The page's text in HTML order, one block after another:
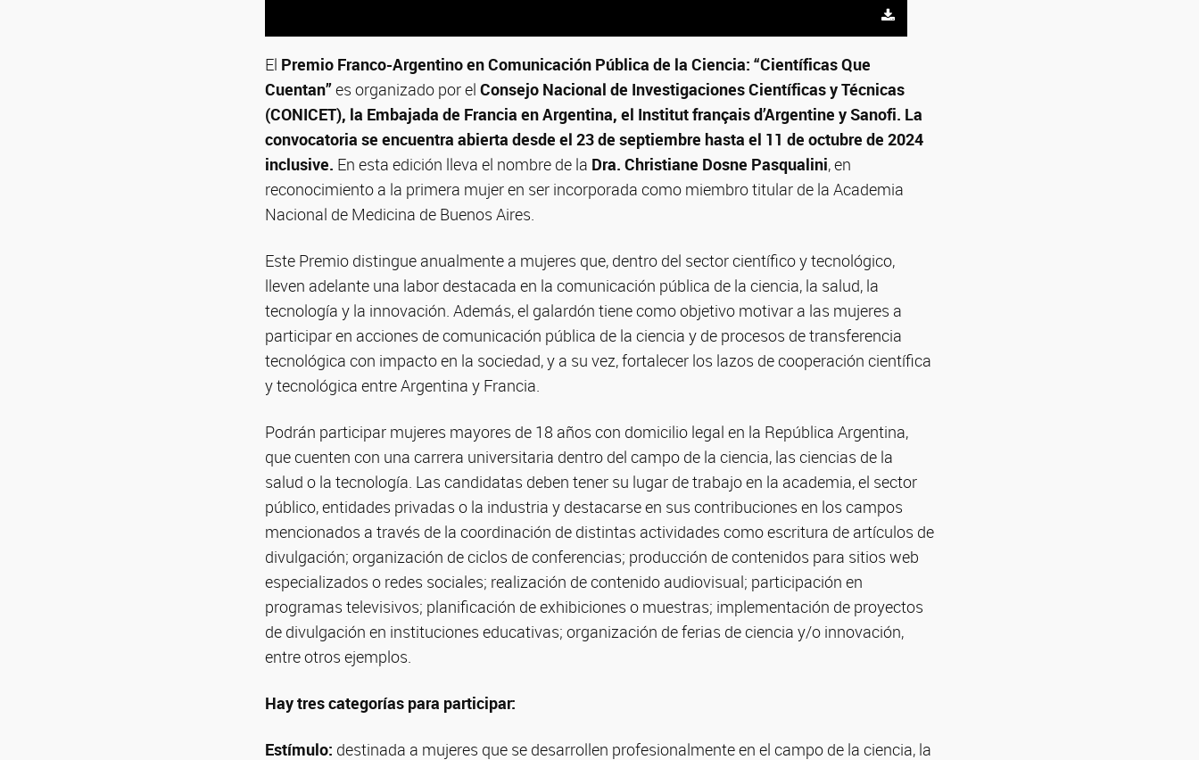
El Premio Franco-Argentino en Comunicación Pública de la Ciencia: “Científicas Que
Cuentan”es organizado por el Consejo Nacional de Investigaciones Científicas y Técnicas
(CONICET), la Embajada de Francia en Argentina, el Institut français d’Argentine y Sanofi. La
convocatoria se encuentra abierta desde el 23 de septiembre hasta el 11 de octubre de 2024
inclusive. En esta edición lleva el nombre de la Dra. Christiane Dosne Pasqualini, en
reconocimiento a la primera mujer en ser incorporada como miembro titular de la Academia
Nacional de Medicina de Buenos Aires.
Este Premio distingue anualmente a mujeres que, dentro del sector científico y tecnológico,
lleven adelante una labor destacada en la comunicación pública de la ciencia, la salud, la
tecnología y la innovación. Además, el galardón tiene como objetivo motivar a las mujeres a
participar en acciones de comunicación pública de la ciencia y de procesos de transferencia
tecnológica con impacto en la sociedad, y a su vez, fortalecer los lazos de cooperación científica
y tecnológica entre Argentina y Francia.
Podrán participar mujeres mayores de 18 años con domicilio legal en la República Argentina,
que cuenten con una carrera universitaria dentro del campo de la ciencia, las ciencias de la
salud o la tecnología. Las candidatas deben tener su lugar de trabajo en la academia, el sector
público, entidades privadas o la industria y destacarse en sus contribuciones en los campos
mencionados a través de la coordinación de distintas actividades como escritura de artículos de
divulgación; organización de ciclos de conferencias; producción de contenidos para sitios web
especializados o redes sociales; realización de contenido audiovisual; participación en
programas televisivos; planificación de exhibiciones o muestras; implementación de proyectos
de divulgación en instituciones educativas; organización de ferias de ciencia y/o innovación,
entre otros ejemplos.
Hay tres categorías para participar:
Estímulo: destinada a mujeres que se desarrollen profesionalmente en el campo de la ciencia, la